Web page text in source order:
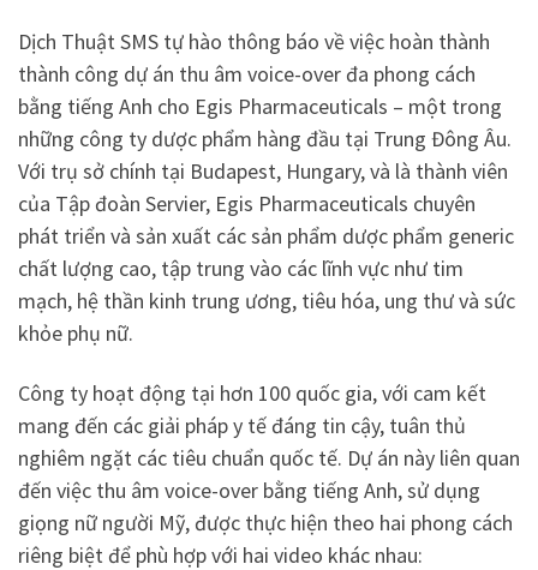
Dịch Thuật SMS tự hào thông báo về việc hoàn thành
thành công dự án thu âm voice-over đa phong cách
bằng tiếng Anh cho Egis Pharmaceuticals – một trong
những công ty dược phẩm hàng đầu tại Trung Đông Âu.
Với trụ sở chính tại Budapest, Hungary, và là thành viên
của Tập đoàn Servier, Egis Pharmaceuticals chuyên
phát triển và sản xuất các sản phẩm dược phẩm generic
chất lượng cao, tập trung vào các lĩnh vực như tim
mạch, hệ thần kinh trung ương, tiêu hóa, ung thư và sức
khỏe phụ nữ.
Công ty hoạt động tại hơn 100 quốc gia, với cam kết
mang đến các giải pháp y tế đáng tin cậy, tuân thủ
nghiêm ngặt các tiêu chuẩn quốc tế. Dự án này liên quan
đến việc thu âm voice-over bằng tiếng Anh, sử dụng
giọng nữ người Mỹ, được thực hiện theo hai phong cách
riêng biệt để phù hợp với hai video khác nhau: